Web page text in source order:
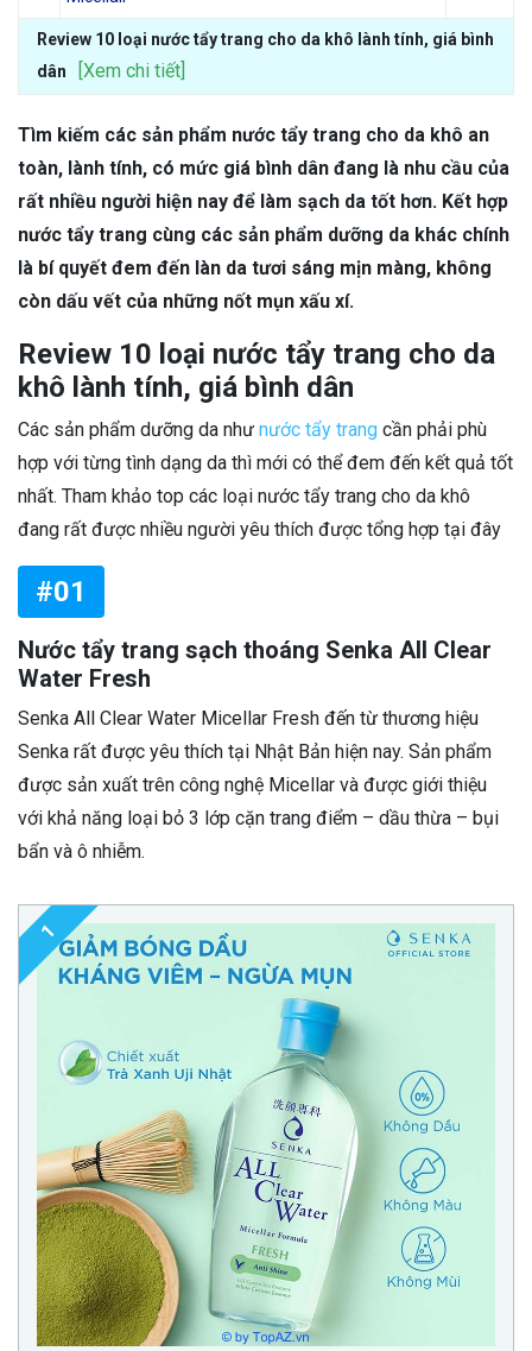
Review 10 loại nước tẩy trang cho da khô lành tính, giá bình
dân
[Xem chi tiết]
Tìm kiếm các sản phẩm nước tẩy trang cho da khô an
toàn, lành tính, có mức giá bình dân đang là nhu cầu của
rất nhiều người hiện nay để làm sạch da tốt hơn. Kết hợp
nước tẩy trang cùng các sản phẩm dưỡng da khác chính
là bí quyết đem đến làn da tươi sáng mịn màng, không
còn dấu vết của những nốt mụn xấu xí.
Review 10 loại nước tẩy trang cho da
khô lành tính, giá bình dân
Các sản phẩm dưỡng da như nước tẩy trang cần phải phù
hợp với từng tình dạng da thì mới có thể đem đến kết quả tốt
nhất. Tham khảo top các loại nước tẩy trang cho da khô
đang rất được nhiều người yêu thích được tổng hợp tại đây
#01
Nước tẩy trang sạch thoáng Senka All Clear
Water Fresh
Senka All Clear Water Micellar Fresh đến từ thương hiệu
Senka rất được yêu thích tại Nhật Bản hiện nay. Sản phẩm
được sản xuất trên công nghệ Micellar và được giới thiệu
với khả năng loại bỏ 3 lớp cặn trang điểm – dầu thừa – bụi
bẩn và ô nhiễm.
1